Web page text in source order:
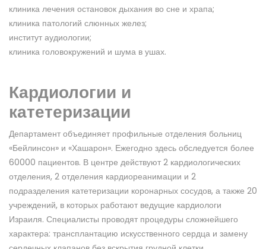
клиника лечения остановок дыхания во сне и храпа;
клиника патологий слюнных желез;
институт аудиологии;
клиника головокружений и шума в ушах.
Кардиологии и
катетеризации
Департамент объединяет профильные отделения больниц
«Бейлинсон» и «Хашарон». Ежегодно здесь обследуется более
60000 пациентов. В центре действуют 2 кардиологических
отделения, 2 отделения кардиореанимации и 2
подразделения катетеризации коронарных сосудов, а также 20
учреждений, в которых работают ведущие кардиологи
Израиля. Специалисты проводят процедуры сложнейшего
характера: трансплантацию искусственного сердца и замену